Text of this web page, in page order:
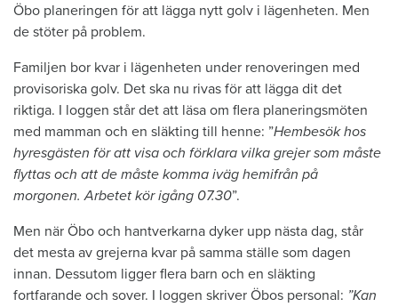
Öbo planeringen för att lägga nytt golv i lägenheten. Men
de stöter på problem.
Familjen bor kvar i lägenheten under renoveringen med
provisoriska golv. Det ska nu rivas för att lägga dit det
riktiga. I loggen står det att läsa om flera planeringsmöten
med mamman och en släkting till henne: ”Hembesök hos
hyresgästen för att visa och förklara vilka grejer som måste
flyttas och att de måste komma iväg hemifrån på
morgonen. Arbetet kör igång 07.30”.
Men när Öbo och hantverkarna dyker upp nästa dag, står
det mesta av grejerna kvar på samma ställe som dagen
innan. Dessutom ligger flera barn och en släkting
fortfarande och sover. I loggen skriver Öbos personal: ”Kan